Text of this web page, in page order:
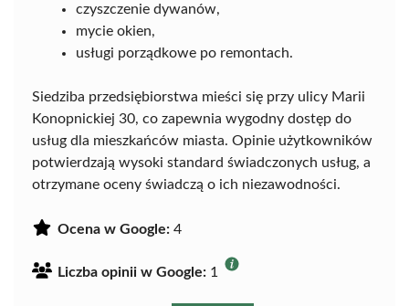
czyszczenie dywanów,
mycie okien,
usługi porządkowe po remontach.
Siedziba przedsiębiorstwa mieści się przy ulicy Marii
Konopnickiej 30, co zapewnia wygodny dostęp do
usług dla mieszkańców miasta. Opinie użytkowników
potwierdzają wysoki standard świadczonych usług, a
otrzymane oceny świadczą o ich niezawodności.
Ocena w Google: 4
Liczba opinii w Google: 1